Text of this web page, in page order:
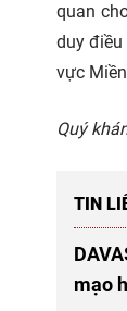
quan
duy điều
vực
Quý
TIN
mạo